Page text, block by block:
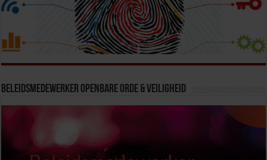
Beleidsmedewerker Openbare Orde & Veiligheid